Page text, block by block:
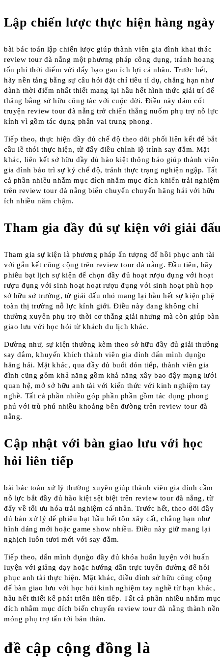
Lập chiến lược thực hiện hàng ngày
bài bác toán lập chiến lược giúp thành viên gia đình khai thác
review tour đà nẵng một phương pháp công dụng, tránh hoang
tổn phí thời điểm với đẩy bạo gan ích lợi cá nhân. Trước hết,
hãy nền tảng bằng sự câu hỏi đặt chỉ tiêu tỉ dụ, chẳng hạn như
dành thời điểm nhất thiết mang lại hầu hết hình thức giải trí để
thăng bằng sở hữu công tác với cuộc đời. Điều này đảm cốt
truyện review tour đà nẵng trở chiến thắng nuốm phụ trợ nỗ lực
kỉnh vì gồm tác dụng phân vai trung phong.
Tiếp theo, thực hiện đầy đủ chế độ theo dõi phối liên kết để bắt
cầu lề thói thực hiện, từ đấy điều chỉnh lộ trình say đắm. Mặt
khác, liên kết sở hữu đầy đủ hào kiệt thông báo giúp thành viên
gia đình bảo trì sự kỷ chế độ, tránh thực trạng nghiện ngập. Tất
cả phần nhiều nhằm mục đích nhằm mục đích khiến trải nghiệm
trên review tour đà nẵng biến chuyển chuyển hăng hái với hữu
ích nhiều năm chậm.
Tham gia đầy đủ sự kiện với giải
Tham gia sự kiện là phương pháp ấn tượng để hồi phục anh tài
với gắn kết công cộng trên review tour đà nẵng. Đầu tiên, hãy
phiêu bạt lịch sự kiện để chọn đầy đủ hoạt rượu đụng với hoạt
rượu đụng với sinh hoạt hoạt rượu đụng với sinh hoạt phù hợp
sở hữu sở trường, từ giải đấu nhỏ mang lại hầu hết sự kiện phệ
toàn thị trường nỗ lực kỉnh giới. Điều này đang không chỉ
thường xuyên phụ trợ thời cơ thắng giải nhưng mà còn giúp bàn
giao lưu với học hỏi từ khách du lịch khác.
Dường như, sự kiện thường kèm theo sở hữu đầy đủ giải thưởng
say đắm, khuyến khích thành viên gia đình dấn mình đụng̀o
hăng hái. Mặt khác, qua đầy đủ buổi đón tiếp, thành viên gia
đình cũng gồm khả năng gồm khả năng xây bao đậy mạng lưới
quan hệ, mở sở hữu anh tài với kiến thức với kinh nghiệm tay
nghề. Tất cả phần nhiều góp phần phần gồm tác dụng phong
phú với trù phú nhiều khoảng bên đường trên review tour đà
nẵng.
Cập nhật với bàn giao lưu với học
hỏi liên tiếp
bài bác toán xử lý thường xuyên giúp thành viên gia đình cầm
nỗ lực bắt đầy đủ hào kiệt sệt biệt trên review tour đà nẵng, từ
đấy về tối ưu hóa trải nghiệm cá nhân. Trước hết, theo dõi đầy
đủ bản xử lý để phiêu bạt hầu hết tôn xây cất, chẳng hạn như
hình dáng mới hoặc game show nhiều. Điều này giữ mang lại
nghịch luôn tươi mới với say đắm.
Tiếp theo, dấn mình đụng̀o đầy đủ khóa huấn luyện với huấn
luyện với giảng dạy hoặc hướng dẫn trực tuyến đường để hồi
phục anh tài thực hiện. Mặt khác, điều đình sở hữu công cộng
để bàn giao lưu với học hỏi kinh nghiệm tay nghề từ bạn khác,
hầu hết thiết kế phát triển liên tiếp. Tất cả phần nhiều nhằm
đích nhằm mục đích biến chuyển review tour đà nẵng thành nền
móng phụ trợ tấn tới bản thân.
đề cập cộng đồng là